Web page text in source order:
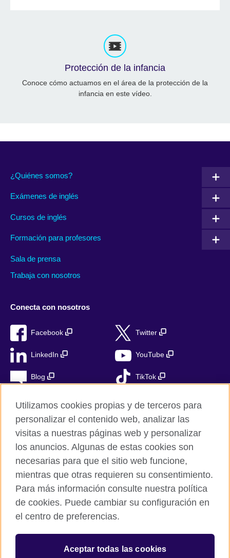
Protección de la infancia
Conoce cómo actuamos en el área de la protección de la
infancia en este vídeo.
¿Quiénes somos?
Exámenes de inglés
Cursos de inglés
Formación para profesores
Sala de prensa
Trabaja con nosotros
Conecta con nosotros
Facebook Twitter
LinkedIn YouTube
Blog TikTok
British Council Global
Privacidad
Aviso Legal
Cookies
Mapa del sitio
© 2026 British Council
relations and educational opportunities. A registered charity in
the UK: 209131 (England and Wales) SC037733
Utilizamos cookies propias y de terceros para
personalizar el contenido web, analizar las
visitas a nuestras páginas web y personalizar
los anuncios. Algunas de estas cookies son
necesarias para que el sitio web funcione,
mientras que otras requieren su consentimiento.
Para más información consulte nuestra política
de cookies. Puede cambiar su configuración en
el centro de preferencias.
Aceptar todas las cookies